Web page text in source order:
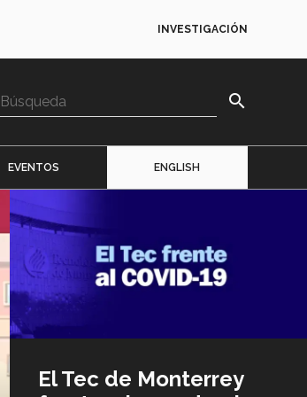
INVESTIGACIÓN
search
EVENTOS ENGLISH
o
El Tec de Monterrey